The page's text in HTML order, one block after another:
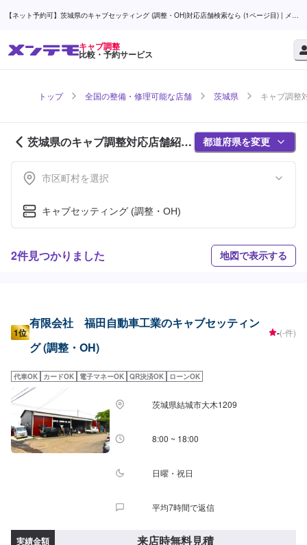
【ネット予約可】茨城県のキャブセッティング (調整・OH)対応店舗検索なら (1ページ目) | メン
キャブ調整
比較・予約サービス
トップ 全国の整備・修理可能な店舗 茨城県 キャブ調整
茨城県のキャブ調整対応店舗紹介
(1ページ目)
都道府県を変更
市区町村を選択
キャブセッティング (調整・OH)
2件見つかりました 地図で表示する
1位
有限会社 福田自動車工業のキャブセッティン
グ (調整・OH)
-(-件)
代車OK カードOK 電子マネーOK QR決済OK ローンOK
茨城県結城市大木1209
8:00 ~ 18:00
日曜・祝日
平均7時間で返信
実績金額 来店時無料見積